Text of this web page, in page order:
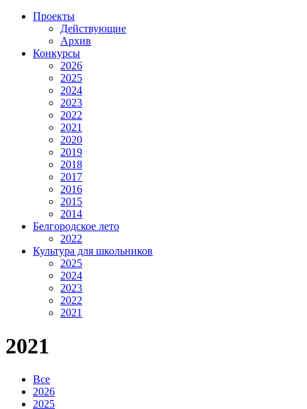
Проекты
Действующие
Архив
Конкурсы
2026
2025
2024
2023
2022
2021
2020
2019
2018
2017
2016
2015
2014
Белгородское лето
2022
Культура для школьников
2025
2024
2023
2022
2021
2021
Все
2026
2025